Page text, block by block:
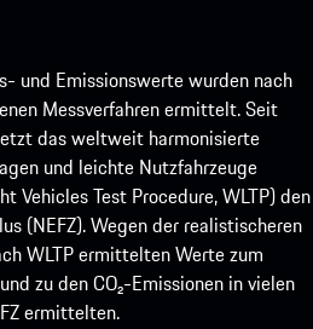
und Emissionswerte wurden nach
Messverfahren ermittelt. Seit
das weltweit harmonisierte
und leichte Nutzfahrzeuge
Vehicles Test Procedure, WLTP) den
(NEFZ). Wegen der realistischeren
WLTP ermittelten Werte zum
zu den CO₂-Emissionen in vielen
ermittelten.